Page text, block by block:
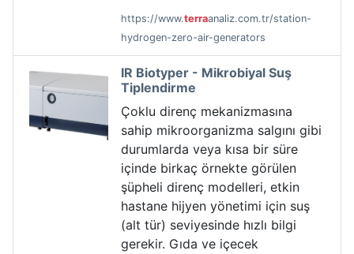
https://www.terraanaliz.com.tr/station-
hydrogen-zero-air-generators
IR Biotyper - Mikrobiyal Suş
Tiplendirme
Çoklu direnç mekanizmasına
sahip mikroorganizma salgını gibi
durumlarda veya kısa bir süre
içinde birkaç örnekte görülen
şüpheli direnç modelleri, etkin
hastane hijyen yönetimi için suş
(alt tür) seviyesinde hızlı bilgi
gerekir. Gıda ve içecek